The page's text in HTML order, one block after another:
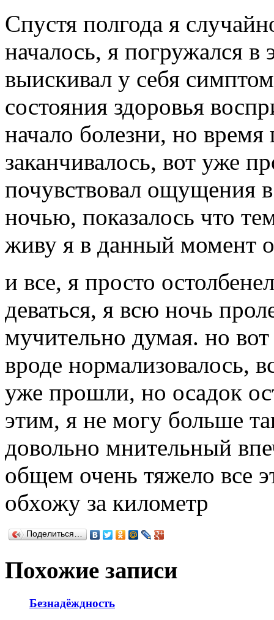
Спустя полгода я
началось, я погружался
выискивал у себя
состояния здоровья
начало болезни, но
заканчивалось, вот уже
почувствовал ощущения
ночью, показалось что
живу я в данный момент
и все, я просто
деваться, я всю ночь
мучительно думая. но
вроде нормализовалось,
уже прошли, но осадок
этим, я не могу больше
довольно мнительный
общем очень тяжело все
обхожу за километр
Поделиться…
Похожие записи
Безнадёждность